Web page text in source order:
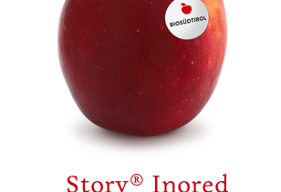
Story® Inored